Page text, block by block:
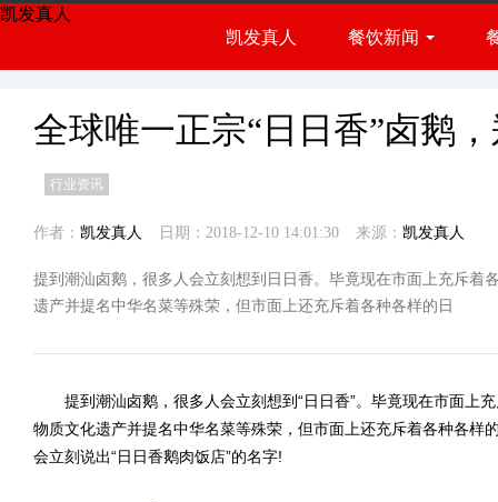
凯发真人
凯发真人
餐饮新闻
行业资讯
全球唯一正宗“日日香”卤鹅
行业资讯
作者： 凯发真人 日期：2018-12-10 14:01:30 来源： 凯发真人
提到潮汕卤鹅，很多人会立刻想到日日香。毕竟现在市面上充斥着
遗产并提名中华名菜等殊荣，但市面上还充斥着各种各样的日
提到潮汕卤鹅，很多人会立刻想到“日日香”。毕竟现在市面上充
物质文化遗产并提名中华名菜等殊荣，但市面上还充斥着各种各样
会立刻说出“日日香鹅肉饭店”的名字!